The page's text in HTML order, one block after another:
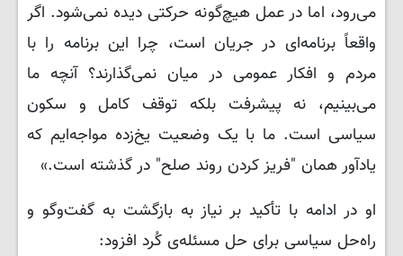
می‌رود، اما در عمل هیچ‌گونه حرکتی دیده نمی‌شود. اگر
واقعاً برنامه‌ای در جریان است، چرا این برنامه را با
مردم و افکار عمومی در میان نمی‌گذارند؟ آنچه ما
می‌بینیم، نه پیشرفت بلکه توقف کامل و سکون
سیاسی است. ما با یک وضعیت یخ‌زده مواجه‌ایم که
یادآور همان "فریز کردن روند صلح" در گذشته است.»
او در ادامه با تأکید بر نیاز به بازگشت به گفت‌وگو و
راه‌حل سیاسی برای حل مسئله‌ی کُرد افزود: